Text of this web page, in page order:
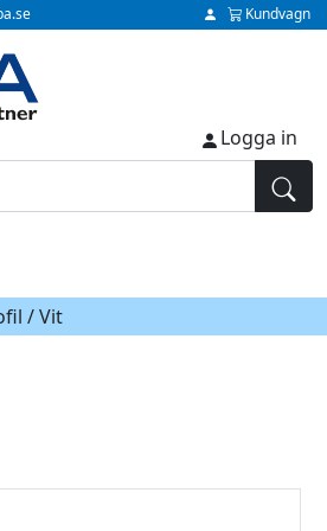
Kundvagn
Logga in
/ Vit